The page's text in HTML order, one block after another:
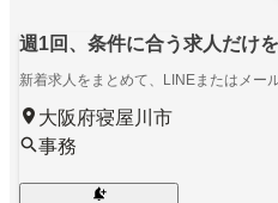
週1回、条件に合う求人だけ
新着求人をまとめて、LINEまたはメー
大阪府寝屋川市
事務